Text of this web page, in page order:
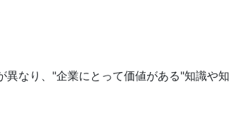
異なり、"企業にとって価値がある"知識や知